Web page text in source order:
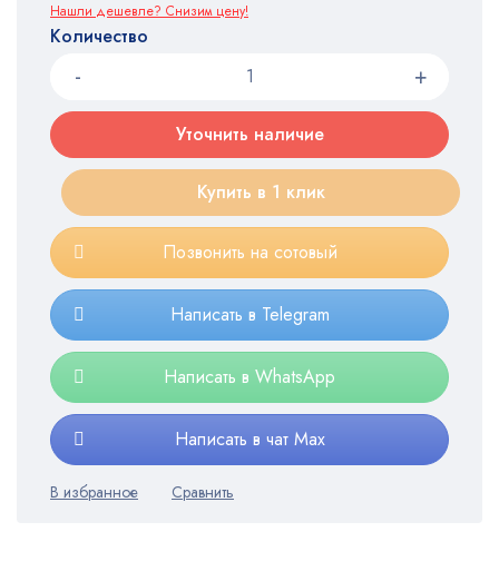
Нашли дешевле? Снизим цену!
Количество
Уточнить наличие
Купить в 1 клик
Позвонить на сотовый
Написать в Telegram
Написать в WhatsApp
Написать в чат Max